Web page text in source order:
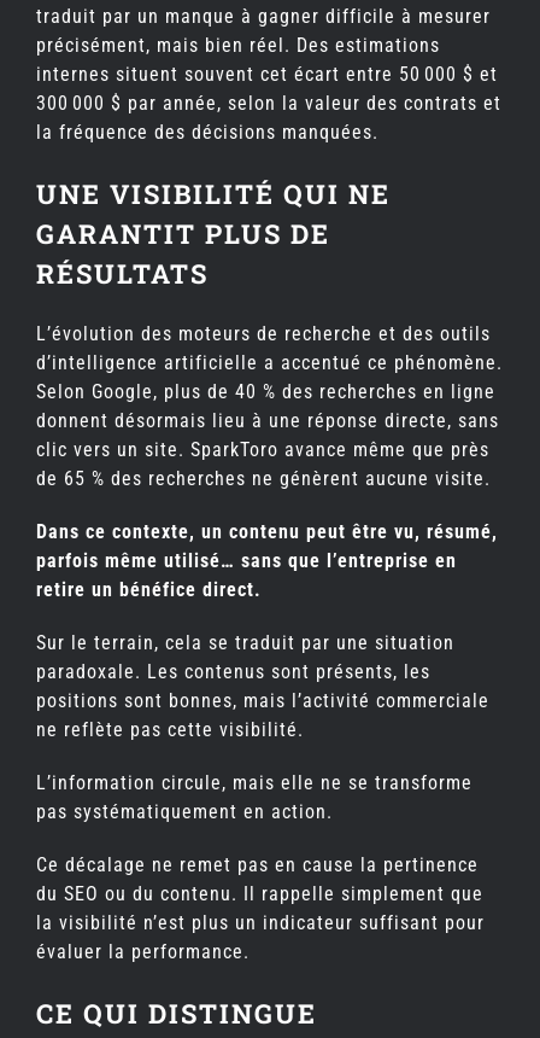
traduit par un manque à gagner difficile à mesurer
précisément, mais bien réel. Des estimations
internes situent souvent cet écart entre 50 000 $ et
300 000 $ par année, selon la valeur des contrats et
la fréquence des décisions manquées.
UNE VISIBILITÉ QUI NE
GARANTIT PLUS DE
RÉSULTATS
L’évolution des moteurs de recherche et des outils
d’intelligence artificielle a accentué ce phénomène.
Selon Google, plus de 40 % des recherches en ligne
donnent désormais lieu à une réponse directe, sans
clic vers un site. SparkToro avance même que près
de 65 % des recherches ne génèrent aucune visite.
Dans ce contexte, un contenu peut être vu, résumé,
parfois même utilisé… sans que l’entreprise en
retire un bénéfice direct.
Sur le terrain, cela se traduit par une situation
paradoxale. Les contenus sont présents, les
positions sont bonnes, mais l’activité commerciale
ne reflète pas cette visibilité.
L’information circule, mais elle ne se transforme
pas systématiquement en action.
Ce décalage ne remet pas en cause la pertinence
du SEO ou du contenu. Il rappelle simplement que
la visibilité n’est plus un indicateur suffisant pour
évaluer la performance.
CE QUI DISTINGUE